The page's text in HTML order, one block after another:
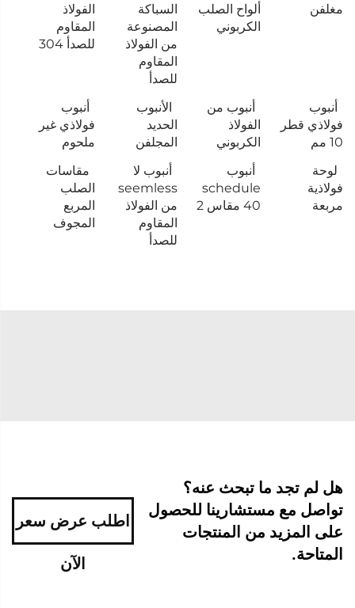
مغلفن
ألواح الصلب
الكربوني
السباكة
المصنوعة
من الفولاذ
المقاوم
للصدأ
الفولاذ
المقاوم
للصدأ 304
أنبوب
فولاذي قطر
10 مم
أنبوب من
الفولاذ
الكربوني
الأنبوب
الحديد
المجلفن
أنبوب
فولاذي غير
ملحوم
لوحة
فولاذية
مربعة
أنبوب
schedule
40 مقاس 2
أنبوب لا
seemless
من الفولاذ
المقاوم
للصدأ
مقاسات
الصلب
المربع
المجوف
هل لم تجد ما تبحث عنه؟
تواصل مع مستشارينا للحصول
على المزيد من المنتجات
المتاحة.
اطلب عرض سعر
الآن